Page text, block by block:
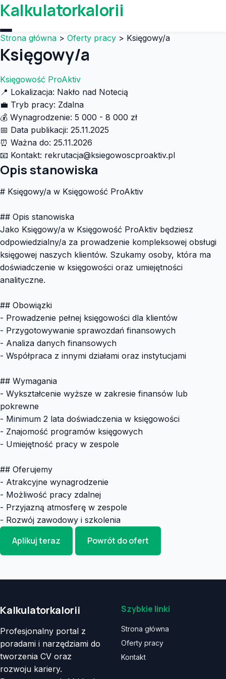
Kalkulatorkalorii
Strona główna > Oferty pracy > Księgowy/a
Księgowy/a
Księgowość ProAktiv
📍 Lokalizacja: Nakło nad Notecią
💼 Tryb pracy: Zdalna
💰 Wynagrodzenie: 5 000 - 8 000 zł
📅 Data publikacji: 25.11.2025
⏰ Ważna do: 25.11.2026
📧 Kontakt: rekrutacja@ksiegowoscproaktiv.pl
Opis stanowiska
# Księgowy/a w Księgowość ProAktiv
## Opis stanowiska
Jako Księgowy/a w Księgowość ProAktiv będziesz
odpowiedzialny/a za prowadzenie kompleksowej obsługi
księgowej naszych klientów. Szukamy osoby, która ma
doświadczenie w księgowości oraz umiejętności
analityczne.
## Obowiązki
- Prowadzenie pełnej księgowości dla klientów
- Przygotowywanie sprawozdań finansowych
- Analiza danych finansowych
- Współpraca z innymi działami oraz instytucjami
## Wymagania
- Wykształcenie wyższe w zakresie finansów lub
pokrewne
- Minimum 2 lata doświadczenia w księgowości
- Znajomość programów księgowych
- Umiejętność pracy w zespole
## Oferujemy
- Atrakcyjne wynagrodzenie
- Możliwość pracy zdalnej
- Przyjazną atmosferę w zespole
- Rozwój zawodowy i szkolenia
Aplikuj teraz Powrót do ofert
Kalkulatorkalorii
Profesjonalny portal z
poradami i narzędziami do
tworzenia CV oraz
rozwoju kariery.
Szybkie linki
Strona główna
Oferty pracy
Kontakt